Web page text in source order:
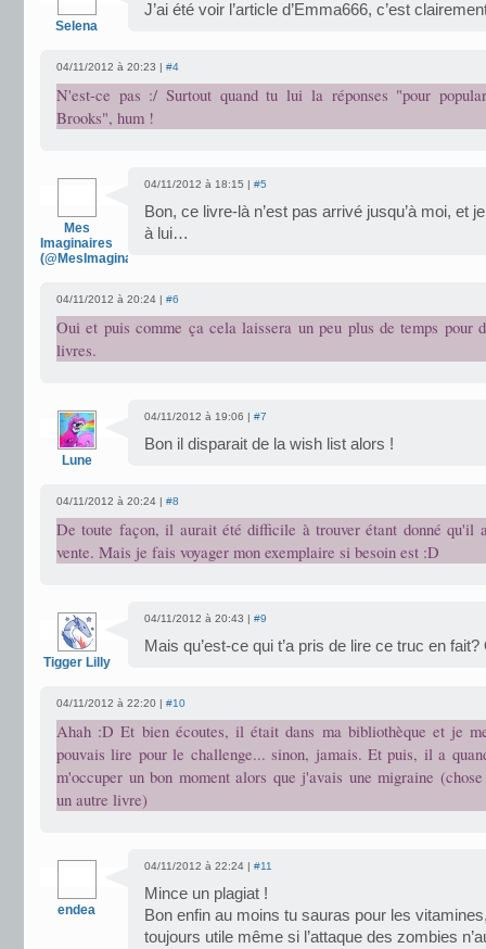
Selena
J’ai été voir l’article d’Emma666, c’est
04/11/2012 à 20:23 | #4
N'est-ce pas :/ Surtout quand tu lui la réponses "pour
Brooks", hum !
Mes
Imaginaires
(@MesImaginaires)
04/11/2012 à 18:15 | #5
Bon, ce livre-là n’est pas arrivé jusqu’à moi, et
à lui…
04/11/2012 à 20:24 | #6
Oui et puis comme ça cela laissera un peu plus de temps pour
livres.
Lune
04/11/2012 à 19:06 | #7
Bon il disparait de la wish list alors !
04/11/2012 à 20:24 | #8
De toute façon, il aurait été difficile à trouver étant donné qu'il
vente. Mais je fais voyager mon exemplaire si besoin est :D
Tigger Lilly
04/11/2012 à 20:43 | #9
Mais qu’est-ce qui t’a pris de lire ce truc en fait?
04/11/2012 à 22:20 | #10
Ahah :D Et bien écoutes, il était dans ma bibliothèque et je
pouvais lire pour le challenge... sinon, jamais. Et puis, il a
m'occuper un bon moment alors que j'avais une migraine
un autre livre)
endea
04/11/2012 à 22:24 | #11
Mince un plagiat !
Bon enfin au moins tu sauras pour les
toujours utile même si l’attaque des zombies